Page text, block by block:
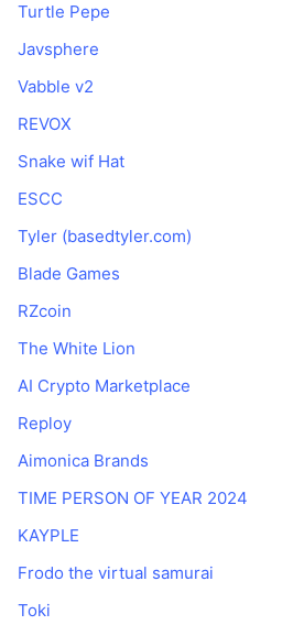
Turtle Pepe
Javsphere
Vabble v2
REVOX
Snake wif Hat
ESCC
Tyler (basedtyler.com)
Blade Games
RZcoin
The White Lion
AI Crypto Marketplace
Reploy
Aimonica Brands
TIME PERSON OF YEAR 2024
KAYPLE
Frodo the virtual samurai
Toki